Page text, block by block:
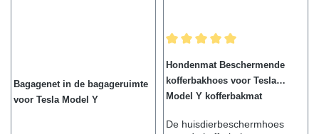
Bagagenet in de bagageruimte
voor Tesla Model Y
Hondenmat Beschermende
kofferbakhoes voor Tesla
Model Y kofferbakmat
De huisdierbeschermhoes